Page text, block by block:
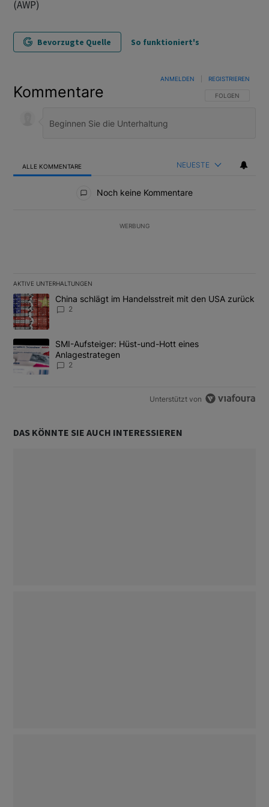
(AWP)
Bevorzugte Quelle So funktioniert's
Kommentare FOLGE DIESER
FOLGEN
ANMELDEN REGISTRIEREN
ALLE KOMMENTARE NEUESTE
Noch keine Kommentare
WERBUNG
AKTIVE UNTERHALTUNGEN
Das Folgende ist eine Liste der am meisten kommentierten
Ein Trendartikel mit dem Titel "China schlägt im Handelsstreit
China schlägt im Handelsstreit mit den USA zurück
2
Ein Trendartikel mit dem Titel "SMI-Aufsteiger: Hüst-und-Hott
SMI-Aufsteiger: Hüst-und-Hott eines
Anlagestrategen
2
Unterstützt von
DAS KÖNNTE SIE AUCH INTERESSIEREN